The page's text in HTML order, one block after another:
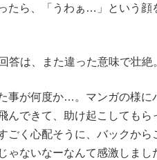
たら、「うわぁ…」という顔
答は、また違った意味で壮絶
事が何度か…。マンガの様
んできて、助け起こしても
ごく心配そうに、バックから
ないなーなんて感激しまし